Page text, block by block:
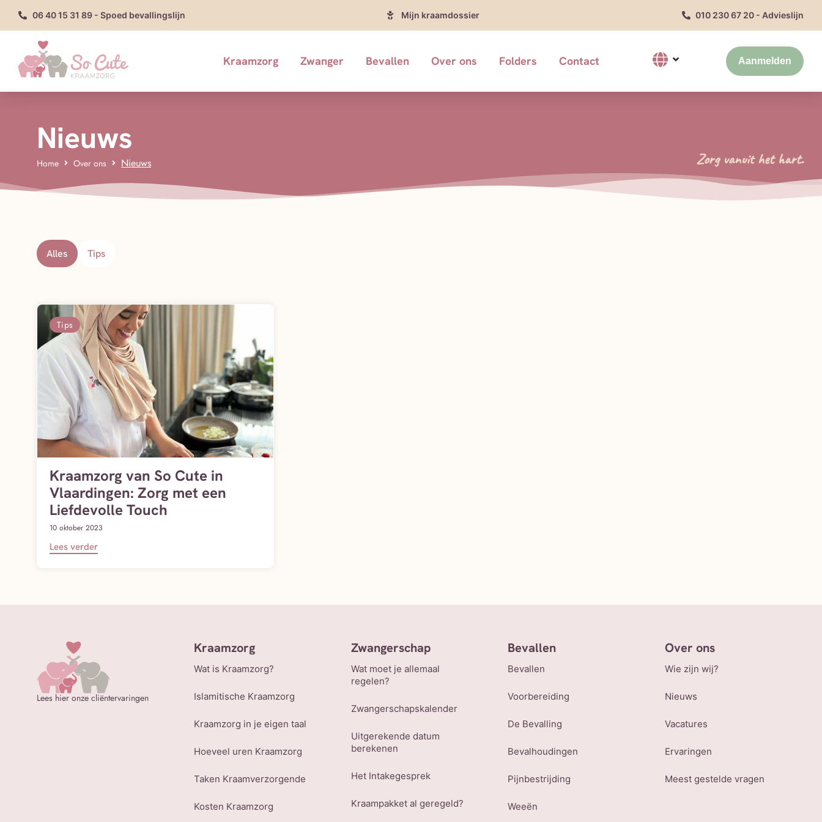
06 40 15 31 89 - Spoed bevallingslijn Mijn kraamdossier 010 230 67 20 - Advieslijn
Kraamzorg Zwanger Bevallen Over ons Folders Contact Aanmelden
Nieuws
Home Over ons Nieuws Zorg vanuit het hart.
Tips
Alles
Tips
Kraamzorg van So Cute in
Vlaardingen: Zorg met een
Liefdevolle Touch
10 oktober 2023
Lees verder
Lees hier onze cliëntervaringen
Kraamzorg
Wat is Kraamzorg?
Islamitische Kraamzorg
Kraamzorg in je eigen taal
Hoeveel uren Kraamzorg
Taken Kraamverzorgende
Kosten Kraamzorg
Zwangerschap
Wat moet je allemaal
regelen?
Zwangerschapskalender
Uitgerekende datum
berekenen
Het Intakegesprek
Kraampakket al geregeld?
Bevallen
Bevallen
Voorbereiding
De Bevalling
Bevalhoudingen
Pijnbestrijding
Weeën
Over ons
Wie zijn wij?
Nieuws
Vacatures
Ervaringen
Meest gestelde vragen